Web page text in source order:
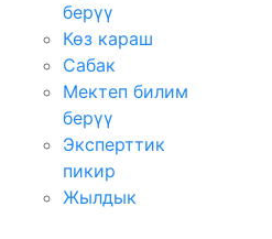
берүү
Көз караш
Сабак
Мектеп билим
берүү
Эксперттик
пикир
Жылдык